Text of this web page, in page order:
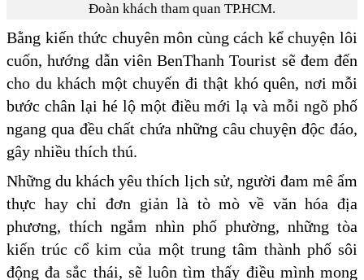
Đoàn khách tham quan TP.HCM.
Bằng kiến thức chuyên môn cùng cách kể chuyện lôi
cuốn, hướng dẫn viên BenThanh Tourist sẽ đem đến
cho du khách một chuyến đi thật khó quên, nơi mỗi
bước chân lại hé lộ một điều mới lạ và mỗi ngõ phố
ngang qua đều chất chứa những câu chuyện độc đáo,
gây nhiều thích thú.
Những du khách yêu thích lịch sử, người đam mê ẩm
thực hay chỉ đơn giản là tò mò về văn hóa địa
phương, thích ngắm nhìn phố phường, những tòa
kiến trúc cổ kim của một trung tâm thành phố sôi
động đa sắc thái, sẽ luôn tìm thấy điều mình mong